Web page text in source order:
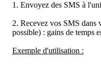
1. Envoyez des SMS à
2. Recevez vos SMS dans
possible) : gains de temps
Exemple d'utilisation :